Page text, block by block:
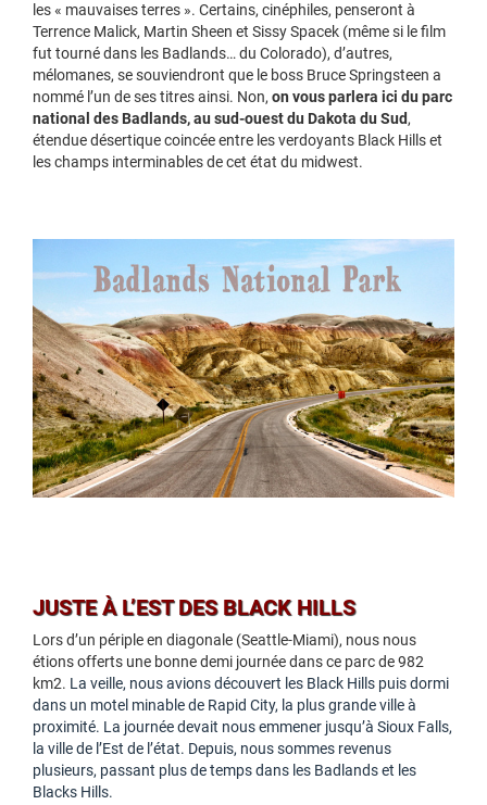
les « mauvaises terres ». Certains, cinéphiles, penseront à
Terrence Malick, Martin Sheen et Sissy Spacek (même si le film
fut tourné dans les Badlands… du Colorado), d’autres,
mélomanes, se souviendront que le boss Bruce Springsteen a
nommé l’un de ses titres ainsi. Non, on vous parlera ici du parc
national des Badlands, au sud-ouest du Dakota du Sud,
étendue désertique coincée entre les verdoyants Black Hills et
les champs interminables de cet état du midwest.
JUSTE À L’EST DES BLACK HILLS
Lors d’un périple en diagonale (Seattle-Miami), nous nous
étions offerts une bonne demi journée dans ce parc de 982
km2. La veille, nous avions découvert les Black Hills puis dormi
dans un motel minable de Rapid City, la plus grande ville à
proximité. La journée devait nous emmener jusqu’à Sioux Falls,
la ville de l’Est de l’état. Depuis, nous sommes revenus
plusieurs, passant plus de temps dans les Badlands et les
Blacks Hills.